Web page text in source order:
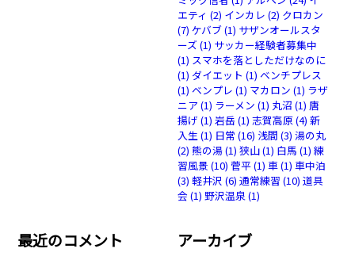
エティ (2) インカレ (2) クロカン
(7) ケバブ(1) サザンオールスタ
ーズ (1) サッカー経験者募集中
(1) スマホを落としただけなのに
(1) ダイエット (1) ベンチプレス
(1) ベンプレ (1) マカロン (1) ラザ
ニア (1) ラーメン (1) 丸沼 (1) 唐
揚げ (1) 岩岳 (1) 志賀高原(4) 新
入生(1) 日常 (16) 浅間 (3) 湯の丸
(2) 熊の湯(1) 狭山(1) 白馬 (1) 練
習風景(10) 菅平(1) 車(1) 車中泊
(3) 軽井沢 (6) 通常練習 (10) 道具
会 (1) 野沢温泉(1)
最近のコメント アーカイブ